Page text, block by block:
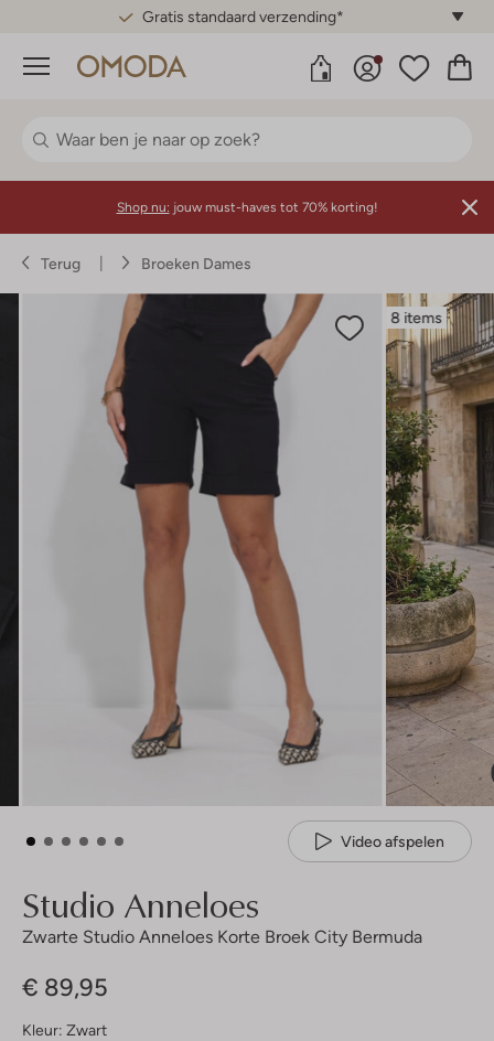
Gratis standaard verzending*
Menu
Shop nu: jouw must-haves tot 70% korting!
Terug Broeken Dames
8 items
Video afspelen
Studio Anneloes
Zwarte Studio Anneloes Korte Broek City Bermuda
€ 89,95
Kleur: Zwart